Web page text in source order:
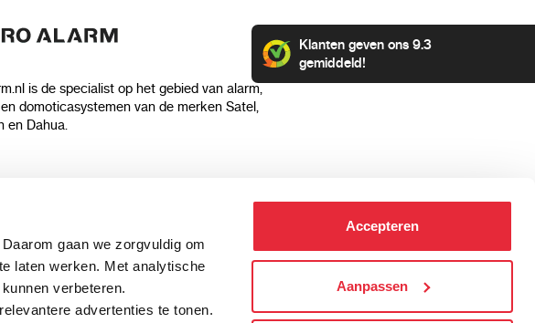
gaan we zorgvuldig om
laten werken. Met analytische
verbeteren.
advertenties te tonen.
Accepteren
Aanpassen
is de specialist op het gebied van alarm,
domoticasystemen van de merken Satel,
en Dahua.
Klanten geven ons 9.3
gemiddeld!
voorwaarden
Verzending & bezorging
Aansluit instructies
Categorieën
Alarmsystemen
Beveiligingscamera's
IP camera's
Hikvision camera's